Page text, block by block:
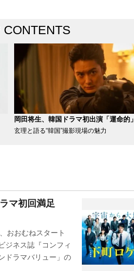
CONTENTS
岡田将生、韓国ドラマ初出演「運命的」
玄理と語る“韓国”撮影現場の魅力
マ初回満足
おおむねスタート
ジネス誌『コンフィ
ドラマバリュー」の